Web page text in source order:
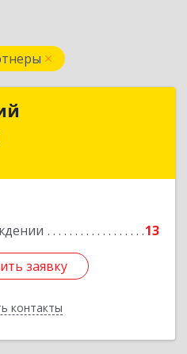
13
заявку
контакты
ИП Сухачев Юрий
Подробнее
заявку